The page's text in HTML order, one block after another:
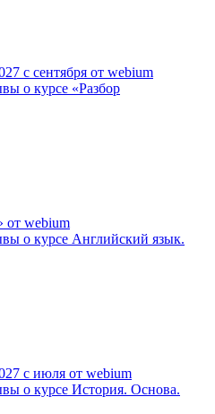
с сентября от webium
о курсе «Разбор
от webium
о курсе Английский язык.
с июля от webium
о курсе История. Основа.